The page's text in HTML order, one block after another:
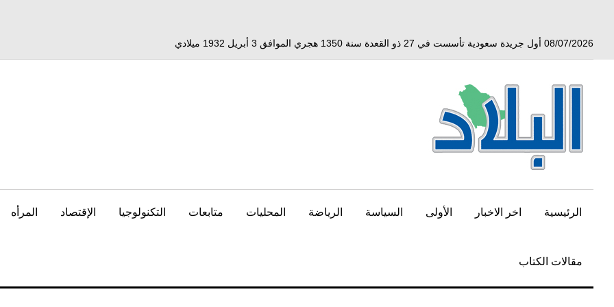
08/07/2026 أول جريدة سعودية تأسست في 27 ذو القعدة سنة 1350 هجري الموافق 3 أبريل 1932 ميلادي
الرئيسية اخر الاخبار الأولى السياسة الرياضة المحليات متابعات التكنولوجيا الإقتصاد المرأه
مقالات الكتاب